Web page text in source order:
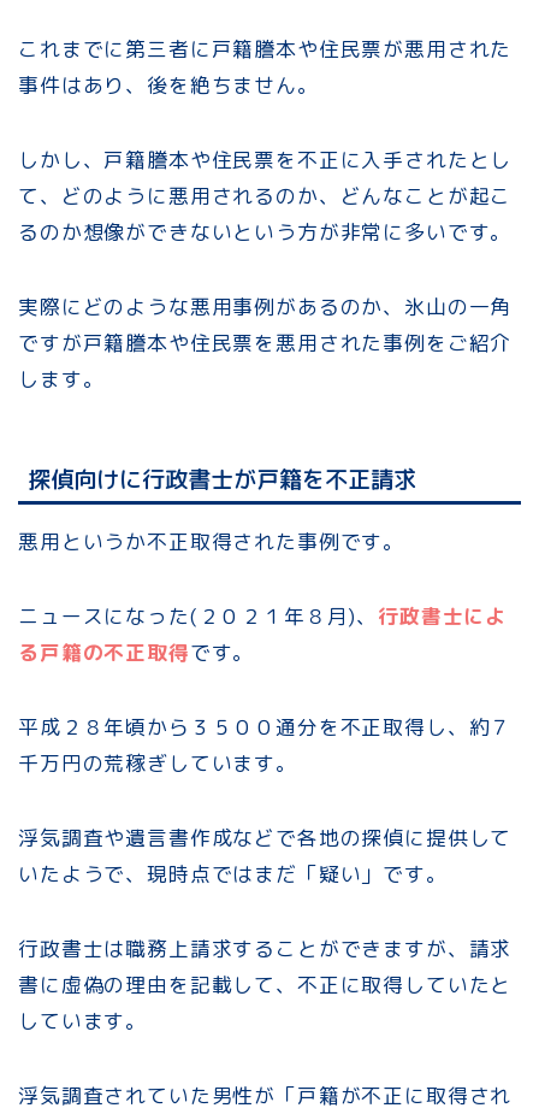
これまでに第三者に戸籍謄本や住民票が悪用された
事件はあり、後を絶ちません。
しかし、戸籍謄本や住民票を不正に入手されたとし
て、どのように悪用されるのか、どんなことが起こ
るのか想像ができないという方が非常に多いです。
実際にどのような悪用事例があるのか、氷山の一角
ですが戸籍謄本や住民票を悪用された事例をご紹介
します。
探偵向けに行政書士が戸籍を不正請求
悪用というか不正取得された事例です。
ニュースになった(２０２１年８月)、 行政書士によ
る戸籍の不正取得です。
平成２８年頃から３５００通分を不正取得し、約７
千万円の荒稼ぎしています。
浮気調査や遺言書作成などで各地の探偵に提供して
いたようで、現時点ではまだ「疑い」です。
行政書士は職務上請求することができますが、請求
書に虚偽の理由を記載して、不正に取得していたと
しています。
浮気調査されていた男性が「戸籍が不正に取得され